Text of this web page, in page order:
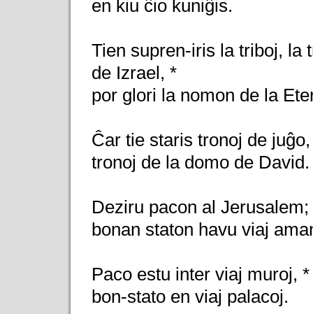
en kiu ĉio kuniĝis.
Tien supren-iris la triboj, la
de Izrael, *
por glori la nomon de la
Ĉar tie staris tronoj de
tronoj de la domo de David.
Deziru pacon al Jerusalem;
bonan staton havu viaj
Paco estu inter viaj muroj, *
bon-stato en viaj palacoj.